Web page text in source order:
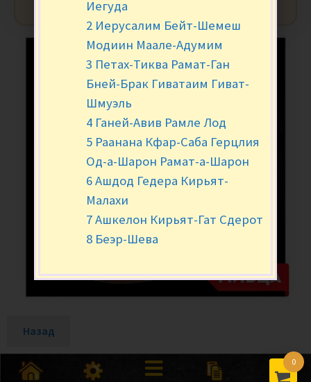
Назад
0
Иегуда
2 Иерусалим Бейт-Шемеш
Модиин Маале-Адумим
3 Петах-Тиква Рамат-Ган
Бней-Брак Гиватаим Гиват-
Шмуэль
4 Ганей-Авив Рамле Лод
5 Раанана Кфар-Саба Герцлия
Од-а-Шарон Рамат-а-Шарон
6 Ашдод Гедера Кирьят-
Малахи
7 Ашкелон Кирьят-Гат Сдерот
8 Беэр-Шева